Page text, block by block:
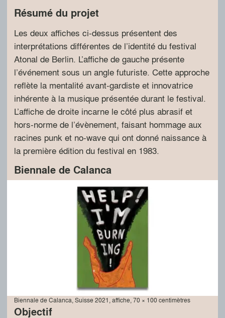
Résumé du projet
Les deux affiches ci-dessus présentent des
interprétations différentes de l’identité du festival
Atonal de Berlin. L’affiche de gauche présente
l’événement sous un angle futuriste. Cette approche
reflète la mentalité avant-gardiste et innovatrice
inhérente à la musique présentée durant le festival.
L’affiche de droite incarne le côté plus abrasif et
hors-norme de l’évènement, faisant hommage aux
racines punk et no-wave qui ont donné naissance à
la première édition du festival en 1983.
Biennale de Calanca
Biennale de Calanca, Suisse 2021, affiche, 70 × 100 centimètres
Objectif